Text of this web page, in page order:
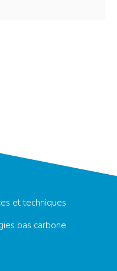
et techniques
bas carbone